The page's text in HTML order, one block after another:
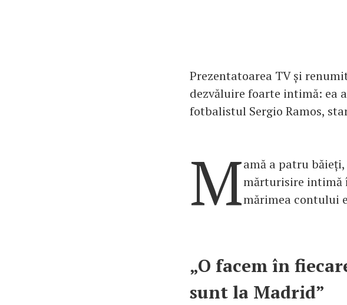
Prezentatoarea TV și
dezvăluire foarte intimă: ea
fotbalistul Sergio Ramos,
Mamă a patru
mărturisire intimă
mărimea contului
„O facem în
sunt la Madrid”